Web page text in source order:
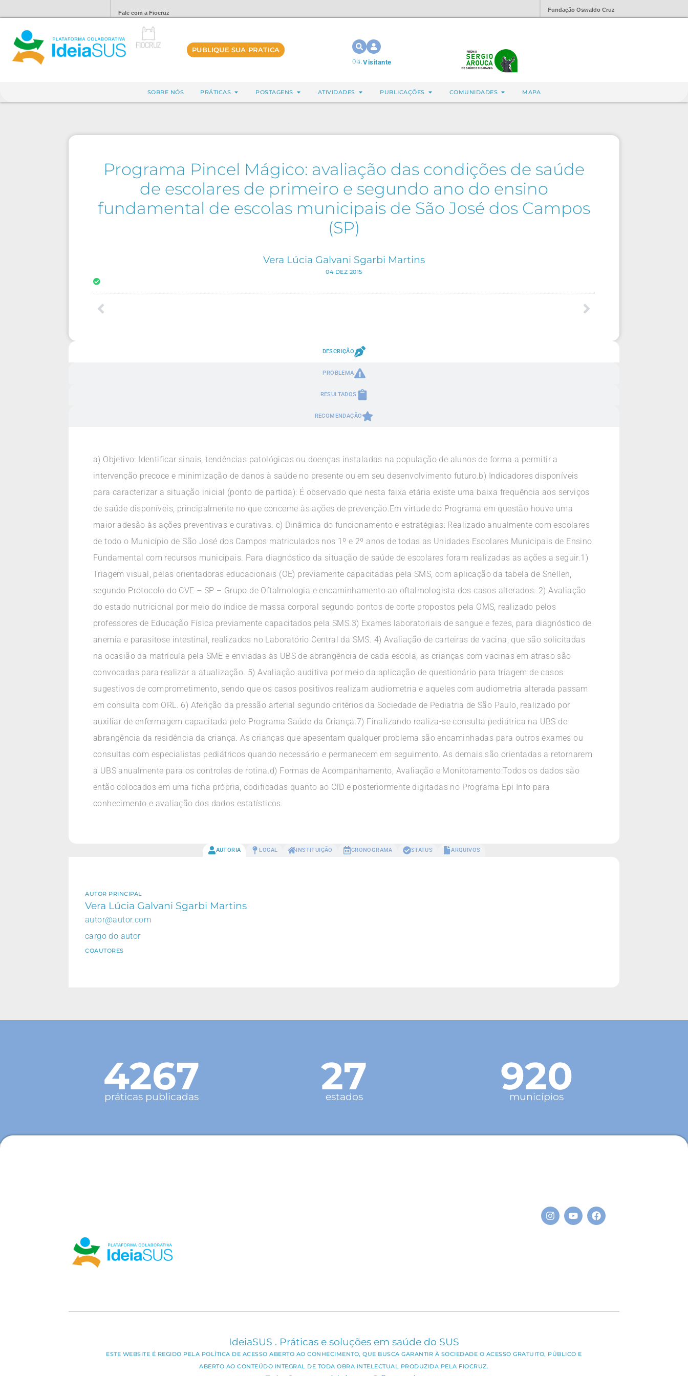
Fale com a Fiocruz Fundação Oswaldo Cruz
PUBLIQUE SUA PRATICA
Olá,Visitante
SOBRE NÓS PRÁTICAS POSTAGENS ATIVIDADES PUBLICAÇÕES COMUNIDADES MAPA
Programa Pincel Mágico: avaliação das condições de saúde
de escolares de primeiro e segundo ano do ensino
fundamental de escolas municipais de São José dos Campos
(SP)
Vera Lúcia Galvani Sgarbi Martins
04 DEZ 2015
DESCRIÇÃO
PROBLEMA
RESULTADOS
RECOMENDAÇÃO
a) Objetivo: Identificar sinais, tendências patológicas ou doenças instaladas na população de alunos de forma a permitir a
intervenção precoce e minimização de danos à saúde no presente ou em seu desenvolvimento futuro.b) Indicadores disponíveis
para caracterizar a situação inicial (ponto de partida): É observado que nesta faixa etária existe uma baixa frequência aos serviços
de saúde disponíveis, principalmente no que concerne às ações de prevenção.Em virtude do Programa em questão houve uma
maior adesão às ações preventivas e curativas. c) Dinâmica do funcionamento e estratégias: Realizado anualmente com escolares
de todo o Município de São José dos Campos matriculados nos 1º e 2º anos de todas as Unidades Escolares Municipais de Ensino
Fundamental com recursos municipais. Para diagnóstico da situação de saúde de escolares foram realizadas as ações a seguir.1)
Triagem visual, pelas orientadoras educacionais (OE) previamente capacitadas pela SMS, com aplicação da tabela de Snellen,
segundo Protocolo do CVE – SP – Grupo de Oftalmologia e encaminhamento ao oftalmologista dos casos alterados. 2) Avaliação
do estado nutricional por meio do índice de massa corporal segundo pontos de corte propostos pela OMS, realizado pelos
professores de Educação Física previamente capacitados pela SMS.3) Exames laboratoriais de sangue e fezes, para diagnóstico de
anemia e parasitose intestinal, realizados no Laboratório Central da SMS. 4) Avaliação de carteiras de vacina, que são solicitadas
na ocasião da matrícula pela SME e enviadas às UBS de abrangência de cada escola, as crianças com vacinas em atraso são
convocadas para realizar a atualização. 5) Avaliação auditiva por meio da aplicação de questionário para triagem de casos
sugestivos de comprometimento, sendo que os casos positivos realizam audiometria e aqueles com audiometria alterada passam
em consulta com ORL. 6) Aferição da pressão arterial segundo critérios da Sociedade de Pediatria de São Paulo, realizado por
auxiliar de enfermagem capacitada pelo Programa Saúde da Criança.7) Finalizando realiza-se consulta pediátrica na UBS de
abrangência da residência da criança. As crianças que apesentam qualquer problema são encaminhadas para outros exames ou
consultas com especialistas pediátricos quando necessário e permanecem em seguimento. As demais são orientadas a retornarem
à UBS anualmente para os controles de rotina.d) Formas de Acompanhamento, Avaliação e Monitoramento:Todos os dados são
então colocados em uma ficha própria, codificadas quanto ao CID e posteriormente digitadas no Programa Epi Info para
conhecimento e avaliação dos dados estatísticos.
AUTORIA LOCAL INSTITUIÇÃO CRONOGRAMA STATUS ARQUIVOS
AUTOR PRINCIPAL
Vera Lúcia Galvani Sgarbi Martins
autor@autor.com
cargo do autor
COAUTORES
4267
práticas publicadas 27
estados 920
municípios
IdeiaSUS . Práticas e soluções em saúde do SUS
ESTE WEBSITE É REGIDO PELA POLÍTICA DE ACESSO ABERTO AO CONHECIMENTO, QUE BUSCA GARANTIR À SOCIEDADE O ACESSO GRATUITO, PÚBLICO E
ABERTO AO CONTEÚDO INTEGRAL DE TODA OBRA INTELECTUAL PRODUZIDA PELA FIOCRUZ.